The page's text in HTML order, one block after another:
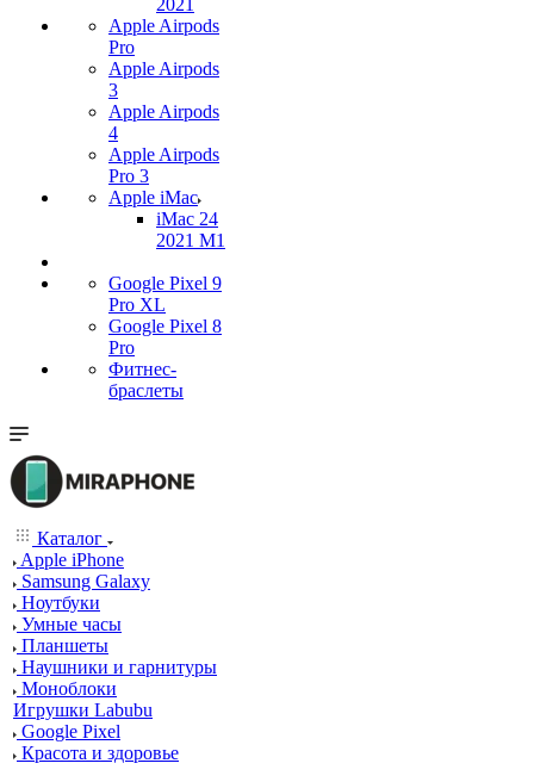
2021
Apple Airpods
Pro
Apple Airpods
3
Apple Airpods
4
Apple Airpods
Pro 3
Apple iMac
iMac 24
2021 M1
Google Pixel 9
Pro XL
Google Pixel 8
Pro
Фитнес-
браслеты
Каталог
Apple iPhone
Samsung Galaxy
Ноутбуки
Умные часы
Планшеты
Наушники и гарнитуры
Моноблоки
Игрушки Labubu
Google Pixel
Красота и здоровье